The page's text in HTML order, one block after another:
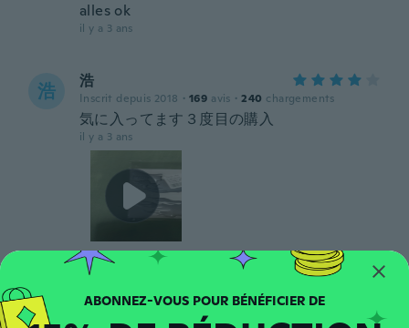
alles ok
il y a 3 ans
浩 浩
Inscrit depuis 2018 · 169 avis · 240 chargements
気に入ってます３度目の購入
il y a 3 ans
S Solisomar
Inscrit depuis 2015 · 11 avis
Muy pequeńa